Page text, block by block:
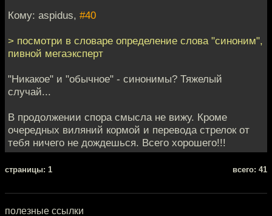
Кому: aspidus, #40
> посмотри в словаре определение слова "синоним",
пивной мегаэксперт
"Никакое" и "обычное" - синонимы? Тяжелый
случай...
В продолжении спора смысла не вижу. Кроме
очередных виляний кормой и перевода стрелок от
тебя ничего не дождешься. Всего хорошего!!!
cтраницы: 1 всего: 41
полезные ссылки